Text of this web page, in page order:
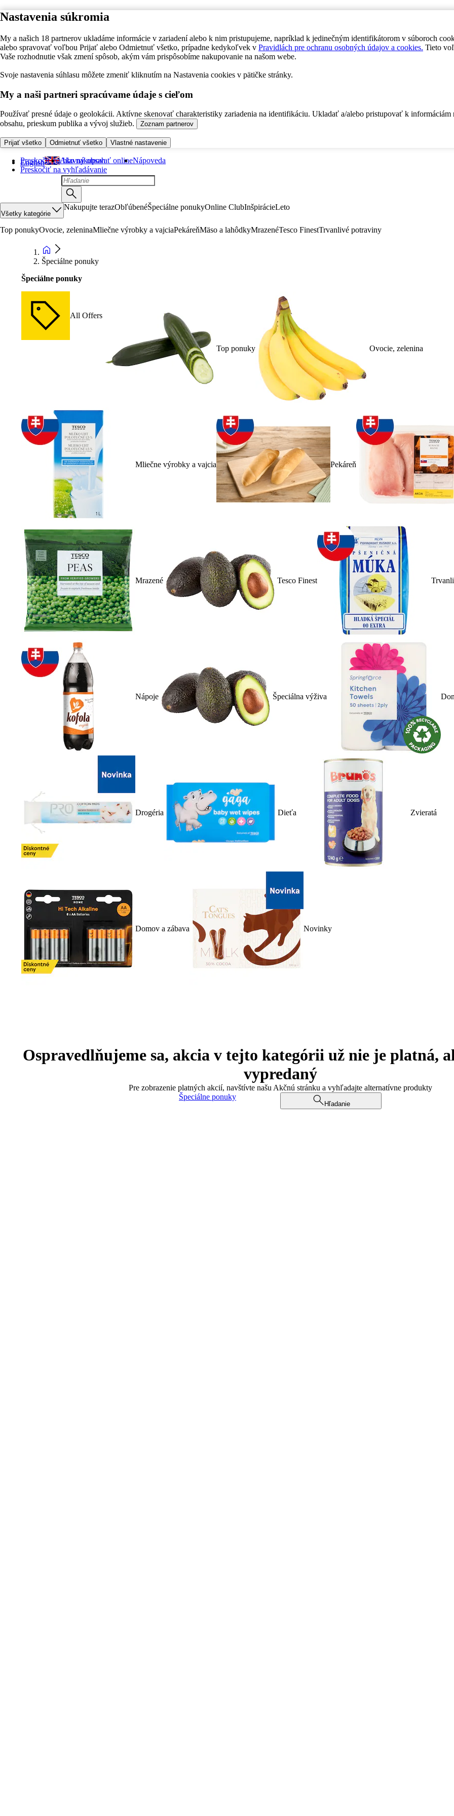
Nastavenia súkromia
My a našich 18 partnerov ukladáme informácie v zariadení alebo k nim pristupujeme, napríklad k jedinečným identifikátorom v súboroch
alebo spravovať voľbou Prijať alebo Odmietnuť všetko, prípadne kedykoľvek v Pravidlách pre ochranu osobných údajov a cookies. Tieto
Vaše rozhodnutie však zmení spôsob, akým vám prispôsobíme nakupovanie na našom webe.
Svoje nastavenia súhlasu môžete zmeniť kliknutím na Nastavenia cookies v pätičke stránky.
My a naši partneri spracúvame údaje s cieľom
Používať presné údaje o geolokácii. Aktívne skenovať charakteristiky zariadenia na identifikáciu. Ukladať a/alebo pristupovať k informáciám
obsahu, prieskum publika a vývoj služieb.
Zoznam partnerov
Prijať všetko Odmietnuť všetko Vlastné nastavenie
Preskočiť na hlavný obsah
Preskočiť na vyhľadávanie
English Ako nakupovať onlineNápoveda
Všetky kategórie
Nakupujte terazObľúbenéŠpeciálne ponukyOnline ClubInšpirácieLeto
Top ponukyOvocie, zeleninaMliečne výrobky a vajciaPekáreňMäso a lahôdkyMrazenéTesco FinestTrvanlivé potraviny
Špeciálne ponuky
Špeciálne ponuky
All Offers
Top ponuky Ovocie, zelenina
Mliečne výrobky a vajcia Pekáreň
Mrazené Tesco Finest
Nápoje Špeciálna výživa
Drogéria Dieťa Zvieratá
Domov a zábava Novinky
Ospravedlňujeme sa, akcia v tejto kategórii už nie je platná,
vypredaný
Pre zobrazenie platných akcií, navštívte našu Akčnú stránku a vyhľadajte alternatívne produkty
Špeciálne ponuky
Hľadanie